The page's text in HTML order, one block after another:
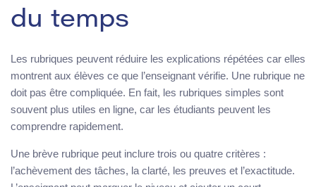
du temps
Les rubriques peuvent réduire les explications répétées car elles
montrent aux élèves ce que l’enseignant vérifie. Une rubrique ne
doit pas être compliquée. En fait, les rubriques simples sont
souvent plus utiles en ligne, car les étudiants peuvent les
comprendre rapidement.
Une brève rubrique peut inclure trois ou quatre critères :
l’achèvement des tâches, la clarté, les preuves et l’exactitude.